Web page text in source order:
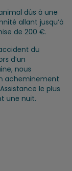
dûs à une
allant jusqu’à
de 200 €.
du
d’un
nous
acheminement
le plus
une nuit.